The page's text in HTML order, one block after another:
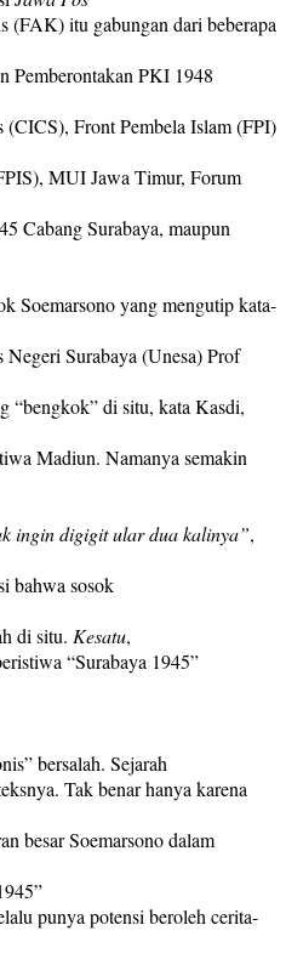
itu gabungan dari beberapa
Pemberontakan PKI 1948
(CICS), Front Pembela Islam (FPI)
MUI Jawa Timur, Forum
Cabang Surabaya, maupun
Soemarsono yang mengutip kata-
Negeri Surabaya (Unesa) Prof
“bengkok” di situ, kata Kasdi,
Madiun. Namanya semakin
ingin digigit ular dua kalinya”,
bahwa sosok
di situ. Kesatu,
“Surabaya 1945”
bersalah. Sejarah
Tak benar hanya karena
besar Soemarsono dalam
punya potensi beroleh cerita-